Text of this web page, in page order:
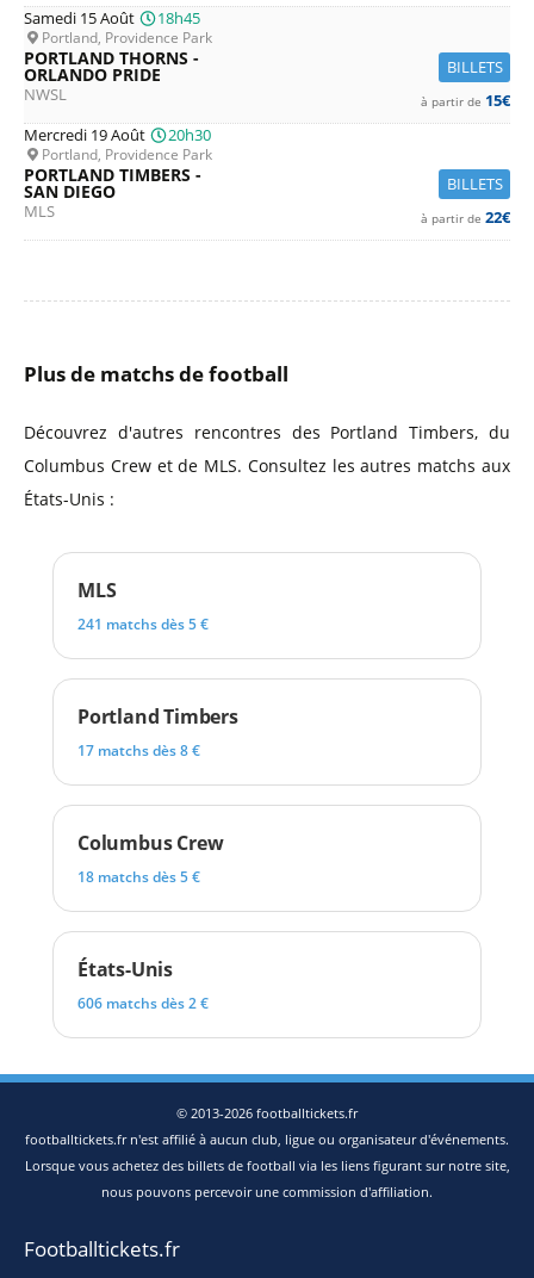
Samedi 15 Août
18h45
Portland, Providence Park
BILLETS
PORTLAND THORNS -
ORLANDO PRIDE
NWSL à partir de 15€
Mercredi 19 Août
20h30
Portland, Providence Park
BILLETS
PORTLAND TIMBERS -
SAN DIEGO
MLS à partir de 22€
Plus de matchs de football
Découvrez d'autres rencontres des Portland Timbers, du
Columbus Crew et de MLS. Consultez les autres matchs aux
États-Unis :
MLS
241 matchs dès 5 €
Portland Timbers
17 matchs dès 8 €
Columbus Crew
18 matchs dès 5 €
États-Unis
606 matchs dès 2 €
© 2013-2026 footballtickets.fr
footballtickets.fr n'est affilié à aucun club, ligue ou organisateur d'événements.
Lorsque vous achetez des billets de football via les liens figurant sur notre site,
nous pouvons percevoir une commission d'affiliation.
Footballtickets.fr